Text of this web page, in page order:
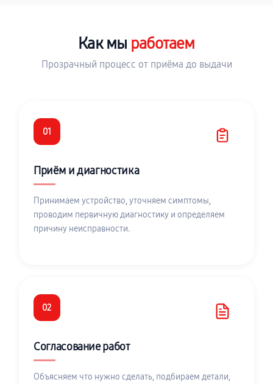
Как мы работаем
Прозрачный процесс от приёма до выдачи
01
Приём и диагностика
Принимаем устройство, уточняем симптомы,
проводим первичную диагностику и определяем
причину неисправности.
02
Согласование работ
Объясняем что нужно сделать, подбираем детали,